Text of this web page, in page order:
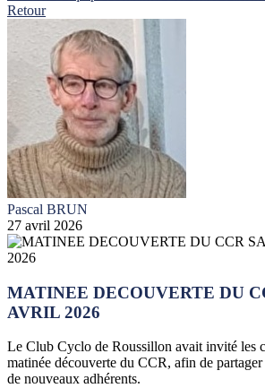
Retour
Pascal BRUN
27 avril 2026
MATINEE DECOUVERTE DU
AVRIL 2026
Le Club Cyclo de Roussillon avait invité les
matinée découverte du CCR, afin de
de nouveaux adhérents.